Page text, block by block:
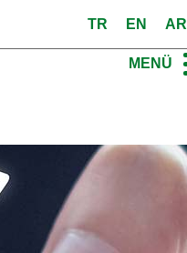
TR EN AR
MENÜ